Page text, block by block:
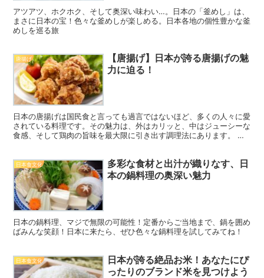
アツアツ、ホクホク、そして奥深い味わい…。日本の「釜めし」は、
まさに日本の宝！色々な釜めしが楽しめる。日本各地の個性豊かな釜
めしを巡る旅
唐揚げ
【唐揚げ】日本が誇る唐揚げの魅
力に迫る！
日本の唐揚げは国民食と言っても過言ではないほど、多くの人々に愛
されている料理です。その魅力は、外はカリッと、中はジューシーな
食感、そして鶏肉の旨味を最大限に引き出す調理法にあります。 サ
日本食文化
多彩な食材と出汁が織りなす、日
本の鍋料理の奥深い魅力
日本の鍋料理、マジで無限の可能性！定番からご当地まで、鍋を囲め
ばみんな笑顔！日本に来たら、ぜひ色々な鍋料理を試してみてね！
日本食文化
日本が誇る絶品お米！あなたにぴ
ったりのブランド米を見つけよう